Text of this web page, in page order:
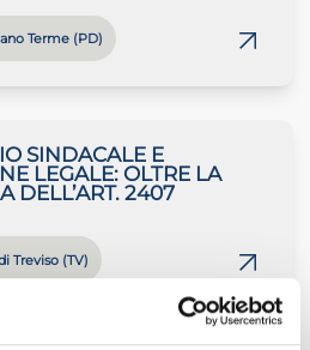
Terme (PD)
SINDACALE E
LEGALE: OLTRE LA
DELL’ART. 2407
Treviso (TV)